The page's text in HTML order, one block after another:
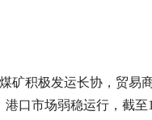
矿积极发运长协，贸易
口市场弱稳运行，截